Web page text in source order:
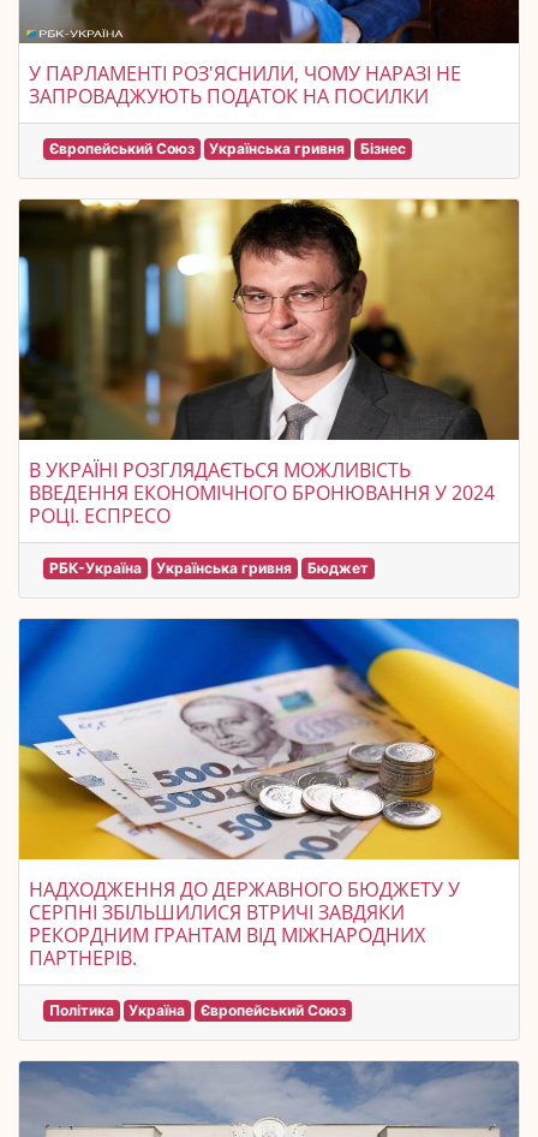
У ПАРЛАМЕНТІ РОЗ'ЯСНИЛИ, ЧОМУ НАРАЗІ НЕ
ЗАПРОВАДЖУЮТЬ ПОДАТОК НА ПОСИЛКИ
Європейський Союз Українська гривня Бізнес
В УКРАЇНІ РОЗГЛЯДАЄТЬСЯ МОЖЛИВІСТЬ
ВВЕДЕННЯ ЕКОНОМІЧНОГО БРОНЮВАННЯ У 2024
РОЦІ. ЕСПРЕСО
РБК-Україна Українська гривня Бюджет
НАДХОДЖЕННЯ ДО ДЕРЖАВНОГО БЮДЖЕТУ У
СЕРПНІ ЗБІЛЬШИЛИСЯ ВТРИЧІ ЗАВДЯКИ
РЕКОРДНИМ ГРАНТАМ ВІД МІЖНАРОДНИХ
ПАРТНЕРІВ.
Політика Україна Європейський Союз